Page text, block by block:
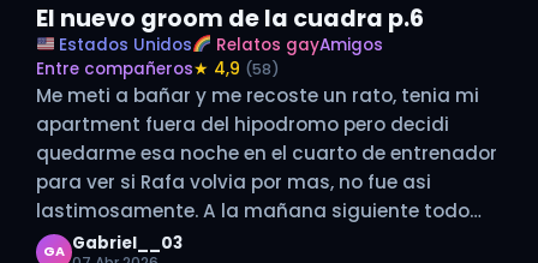
El nuevo groom de la cuadra p.6
Estados Unidos Relatos gayAmigos
Entre compañeros★ 4,9 (58)
Me meti a bañar y me recoste un rato, tenia mi
apartment fuera del hipodromo pero decidi
quedarme esa noche en el cuarto de entrenador
para ver si Rafa volvia por mas, no fue asi
lastimosamente. A la mañana siguiente todo
normal Rafa se veia mas relajado que otros
GA Gabriel__03